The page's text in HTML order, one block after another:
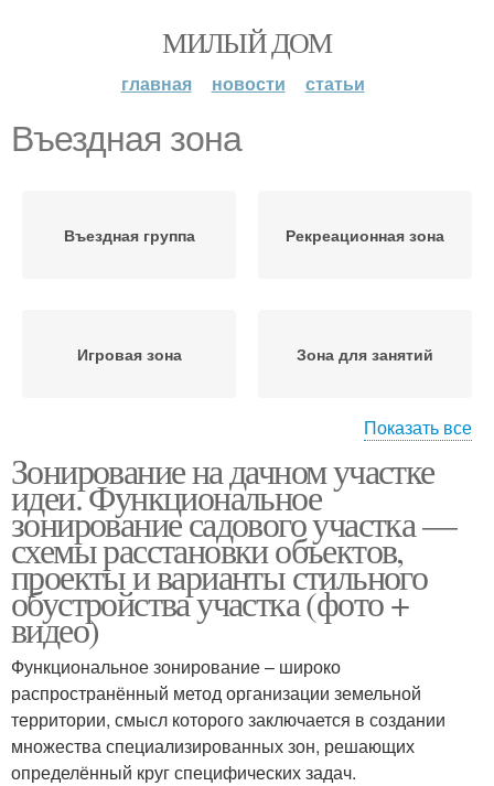
МИЛЫЙ ДОМ
главная новости статьи
Въездная зона
Въездная группа Рекреационная зона
Игровая зона Зона для занятий
Пляжная зона Парадная зона
Основные зоны
Зоны при классической
планировке
Зоны на дачном участке Правильные зоны
Показать все
Зонирование на дачном участке
идеи. Функциональное
зонирование садового участка —
схемы расстановки объектов,
проекты и варианты стильного
обустройства участка (фото +
видео)
Функциональное зонирование – широко
распространённый метод организации земельной
территории, смысл которого заключается в создании
множества специализированных зон, решающих
определённый круг специфических задач.